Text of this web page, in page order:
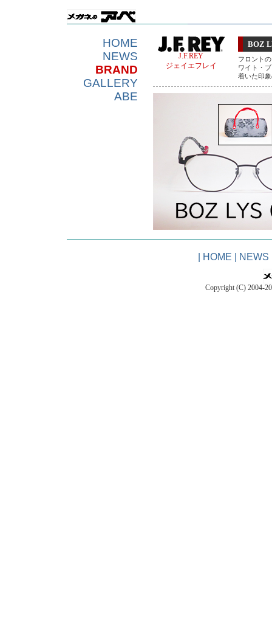
HOME
NEWS
BRAND
GALLERY
ABE
J.F.REY
ジェイエフレイ
BOZ
フロント
ワイト・
着いた印
HOME NEWS
Copyright (C) 2004-